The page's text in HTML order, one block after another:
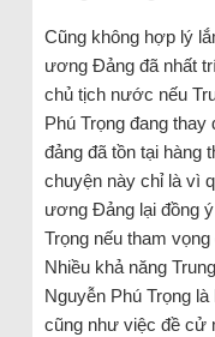
Cũng không hợp lý
ương Đảng đã nhất
chủ tịch nước nếu
Phú Trọng đang
đảng đã tồn tại hàng
chuyện này chỉ là vì
ương Đảng lại đồng
Trọng nếu tham
Nhiều khả năng
Nguyễn Phú Trọng
cũng như việc đề cử